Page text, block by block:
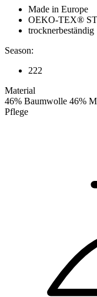
Made in Europe
OEKO-TEX®
trocknerbeständig
Season:
222
Material
46% Baumwolle 46%
Pflege